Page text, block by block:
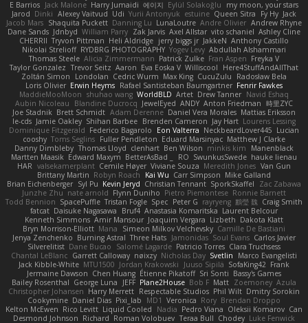
E Barrios Jack Malone Harry Jumaidi 에이지 Eylül Solakoğlu
my moon, your stars
Jarod Dinki Alexey Vaitvud Udi Yurii Antonyuk estuine Queen Sitra Fy Hy Jack
Jacob Mars Shaquita Puckett Danning Lu LunaLoutre Andre Olivier Andrew Rhyne
Dane Sands Jdnbyd William Parry Zak Jarvis Axel Allstar vito schaniel Ashley Cline
CHERRII Tryvon Pittman Heli Aldridge jerry biggs jr JakkeN Anthony Castillo
Nikolai Strelioff RYDBRG PHOTOGRAPHY Yogev Levy Abdullah Alshammari
Thomas Steele Alicia Zimmermann Patrick Zulke Fran Aspen Freyka V
Taylor Gonzalez Trevor Seitz Aaron Eva Eoska V Williscool
Here4StuffAndAllThat
Zoltán Simon
Londolan Cedric Wurm Max King CucuZulu
Radosław Bela
Loris Olivier Erwin Heyms Rafael Santisteban Baumgartner Fenrir Fawkes
MaddieMooMoon shuhao wang WorldBLD Artet Drew Tanner Navid Eshaq
Aubin Nicoleau
Blandine Ducrocq JewelEyed ANDY Anton Friedman 時里ZYC
Joe Stadnik Brett Schmidt Adam Derenne Daniel Vera Morales Mattias Eriksson
le-cds Jamie Oakley Shihan Barbee Brenden Cameron Jay Hart Lourens Lessing
Dominique Fitzgerald Federico Bagarolo Eon Valterra NeckbeardLover445 Lucian
cooshy Toms Seglins Fuller Pendleton Eduard Marsinyac Matthew J Clarke
Danny Dimbleby Thomas Lloyd clenhart Ben Wilson minkis kim
Manenblack
Martten Maasik Edward Maxym BetterAsBad _ RO SwunkusSwede hauke lienau
HAR valsekamerplant Cemile Høyer Viviane Souza Meredith Jones Van Gun
Brittany Martin Robyn Roach Kai Wu Carr Simpson Mike Galland
Brian Eichenberger Syl Pu Kevin Jeryd Christian Tennant SporkSkaffel
Zac Zabawa
Junzhe Zhu nate arnold Flynn Duniho Pietro Piemontese Ronnie Barnett
Todd Bennion SpacePuffle Tristan Fogle Spec Peter G rayryeng 鸝瑩 魏 Craig Smith
fatcat Daisuke Nagasawa Bruf4 Anastasia Komaritska Laurent Belcour
Kenneth Simmons Amir Mansour Joaquim Vergara Lizbeth Dakota Klatt
Bryn Morrison-Elliott Mana Simeon Milkov Velchevsky Camille De Bastiani
Jenya Zenchenko Burning Astral Three Hats Jamonidas Soul Evans Carlos Javier
Silverelitist Dane Bucao Salomé Lagarde Patricio Torres Clara Truchsess
Chantal LeBlanc Garrett Calloway nøixzy Nicholas Day Svetlin
Marco Evangelisti
Jack Kibble-White MTU1500 Jordan Krakowski Juuso Sipilä SofaKing42 Frank
Jermaine Dawson Chen Huang Étienne Pikatoff Sri Sonti Bassy's Games
Bailey Rosenthal George Luna JEFF Plane2House Bob F Matt Zoemoney Azula
Christopher Johansen Harry Merrett Respectable Studios Phil Wilt Dmitry Sorokin
Cookymine Daniel Dias Pixi_lab MD1 Veronica Rory Brendan Droppo
Kelton McEwen Rico Levitt Liquid Cooled Nadia Pedro Viana Oleksii Komarov Can
Desmond Johnson Richard Roman Volobuev Teraa Bull Chodey Luke Fenwick